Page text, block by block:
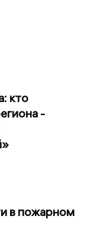
кто
-
в пожарном